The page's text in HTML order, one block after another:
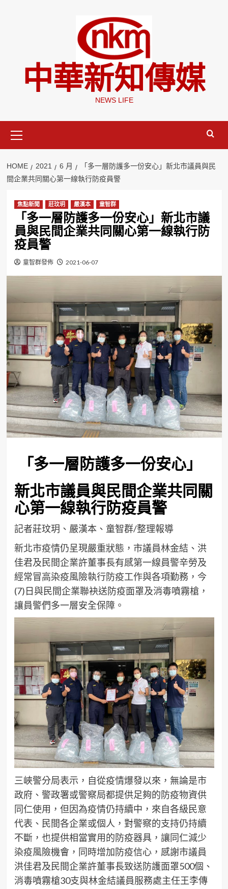
中華新知傳媒
NEWS LIFE
Menu
HOME 2021 6 月
「多一層防護多一份安心」新北市議員與民
間企業共同關心第一線執行防疫員警
焦點新聞 莊玟玥 嚴漢本 童智群
「多一層防護多一份安心」新北市議
員與民間企業共同關心第一線執行防
疫員警
童智群發佈 2021-06-07
「多一層防護多一份安心」
新北市議員與民間企業共同關
心第一線執行防疫員警
記者莊玟玥、嚴漢本、童智群/整理報導
新北市疫情仍呈現嚴重狀態，市議員林金結、洪
佳君及民間企業許董事長有感第一線員警辛勞及
經常冒高染疫風險執行防疫工作與各項勤務，今
(7)日與民間企業聯袂送防疫面罩及消毒噴霧槍，
讓員警們多一層安全保障。
三峽警分局表示，自從疫情爆發以來，無論是市
政府、警政署或警察局都提供足夠的防疫物資供
同仁使用，但因為疫情仍持續中，來自各級民意
代表、民間各企業或個人，對警察的支持仍持續
不斷，也提供相當實用的防疫器具，讓同仁減少
染疫風險機會，同時增加防疫信心，感謝市議員
洪佳君及民間企業許董事長致送防護面罩500個、
消毒噴霧槍30支與林金結議員服務處主任王李傳